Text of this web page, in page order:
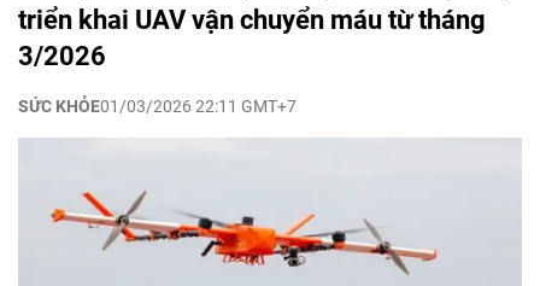
triển khai UAV vận chuyển máu từ tháng
3/2026
SỨC KHỎE01/03/2026 22:11 GMT+7